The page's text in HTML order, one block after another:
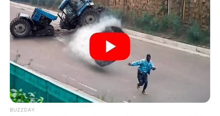
BUZZDAY